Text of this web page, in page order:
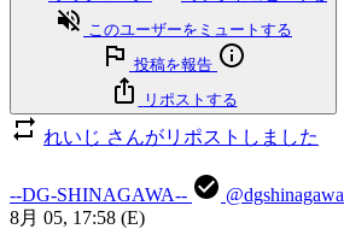
このユーザーをミュートする
投稿を報告
リポストする
れいじ さんがリポストしました
--DG-SHINAGAWA--
@dgshinagawa
8月 05, 17:58 (E)